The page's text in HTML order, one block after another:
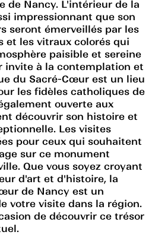
de Nancy. L'intérieur de la
impressionnant que son
seront émerveillés par les
et les vitraux colorés qui
paisible et sereine
invite à la contemplation et
du Sacré-Cœur est un lieu
les fidèles catholiques de
ouverte aux
découvrir son histoire et
Les visites
pour ceux qui souhaitent
sur ce monument
Que vous soyez croyant
d'art et d'histoire, la
de Nancy est un
votre visite dans la région.
de découvrir ce trésor